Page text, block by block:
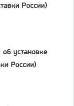
России)
установке
России)